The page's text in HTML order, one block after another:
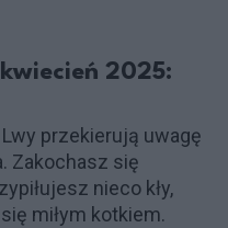
2025:
przekierują uwagę
Zakochasz się
nieco kły,
miłym kotkiem.